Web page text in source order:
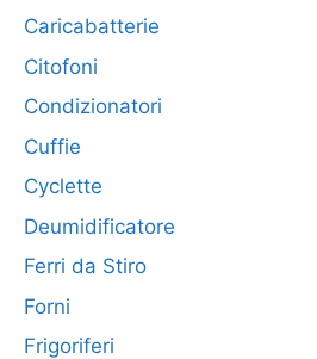
Caricabatterie
Citofoni
Condizionatori
Cuffie
Cyclette
Deumidificatore
Ferri da Stiro
Forni
Frigoriferi